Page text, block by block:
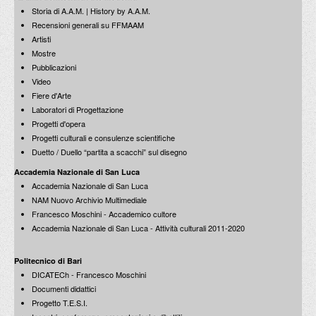
Francesco Moschini: incontro con Giancarlo Priori
ed assenza della storia
1 aprile 1993
Francesco Moschini: incontro con Livio Sacchi
19 marzo 1993
Francesco Moschini: incontro con Livio Sacchi
I Maestri raccontati: Europa - America. Tendenze architettoniche a
confronto
18 marzo 1993
Storia di A.A.M. | History by A.A.M.
Recensioni generali su FFMAAM
Artisti
Mostre
Pubblicazioni
Video
Fiere d'Arte
Laboratori di Progettazione
Progetti d'opera
Progetti culturali e consulenze scientifiche
Duetto / Duello “partita a scacchi” sul disegno
Accademia Nazionale di San Luca
Accademia Nazionale di San Luca
NAM Nuovo Archivio Multimediale
Francesco Moschini - Accademico cultore
Accademia Nazionale di San Luca - Attività culturali 2011-2020
Politecnico di Bari
DICATECh - Francesco Moschini
Documenti didattici
Progetto T.E.S.I.